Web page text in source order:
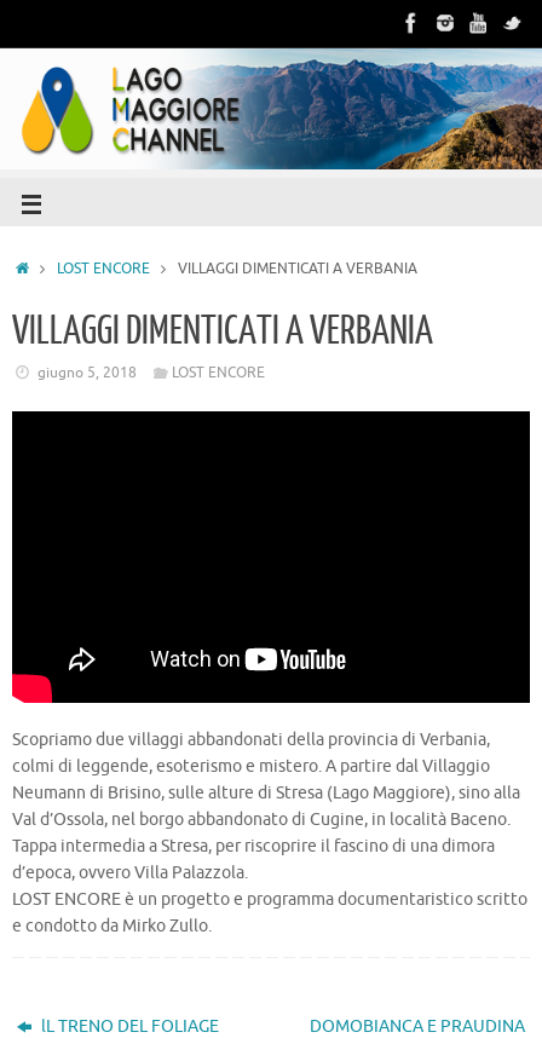
LOST ENCORE VILLAGGI DIMENTICATI A VERBANIA
VILLAGGI DIMENTICATI A VERBANIA
giugno 5, 2018 LOST ENCORE
Scopriamo due villaggi abbandonati della provincia di Verbania,
colmi di leggende, esoterismo e mistero. A partire dal Villaggio
Neumann di Brisino, sulle alture di Stresa (Lago Maggiore), sino alla
Val d’Ossola, nel borgo abbandonato di Cugine, in località Baceno.
Tappa intermedia a Stresa, per riscoprire il fascino di una dimora
d’epoca, ovvero Villa Palazzola.
LOST ENCORE è un progetto e programma documentaristico scritto
e condotto da Mirko Zullo.
lL TRENO DEL FOLIAGE
DOMOBIANCA E PRAUDINA